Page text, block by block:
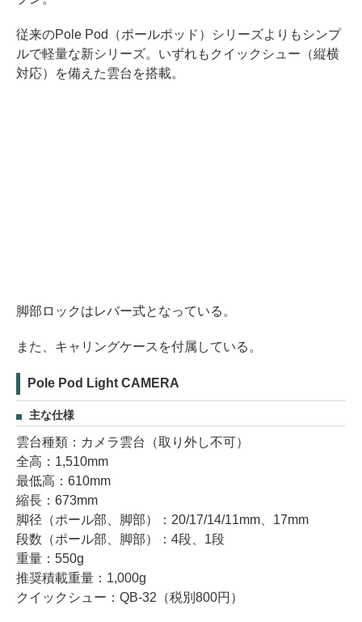
従来のPole Pod（ポールポッド）シリーズよりもシンプ
ルで軽量な新シリーズ。いずれもクイックシュー（縦横
対応）を備えた雲台を搭載。
脚部ロックはレバー式となっている。
また、キャリングケースを付属している。
Pole Pod Light CAMERA
主な仕様
雲台種類：カメラ雲台（取り外し不可）
全高：1,510mm
最低高：610mm
縮長：673mm
脚径（ポール部、脚部）：20/17/14/11mm、17mm
段数（ポール部、脚部）：4段、1段
重量：550g
推奨積載重量：1,000g
クイックシュー：QB-32（税別800円）